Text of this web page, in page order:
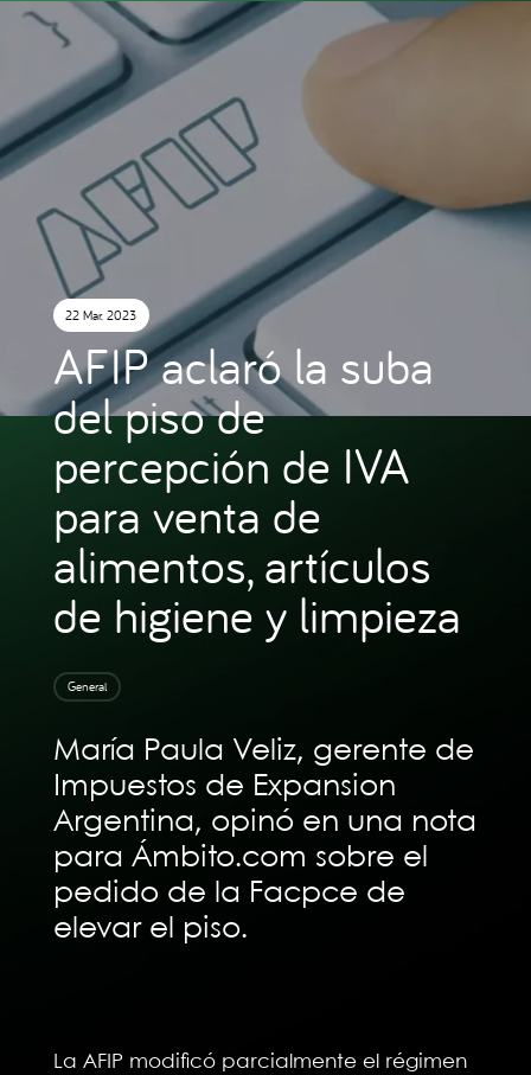
22 Mar. 2023
AFIP aclaró la suba
del piso de
percepción de IVA
para venta de
alimentos, artículos
de higiene y limpieza
General
María Paula Veliz, gerente de
Impuestos de Expansion
Argentina, opinó en una nota
para Ámbito.com sobre el
pedido de la Facpce de
elevar el piso.
La AFIP modificó parcialmente el régimen